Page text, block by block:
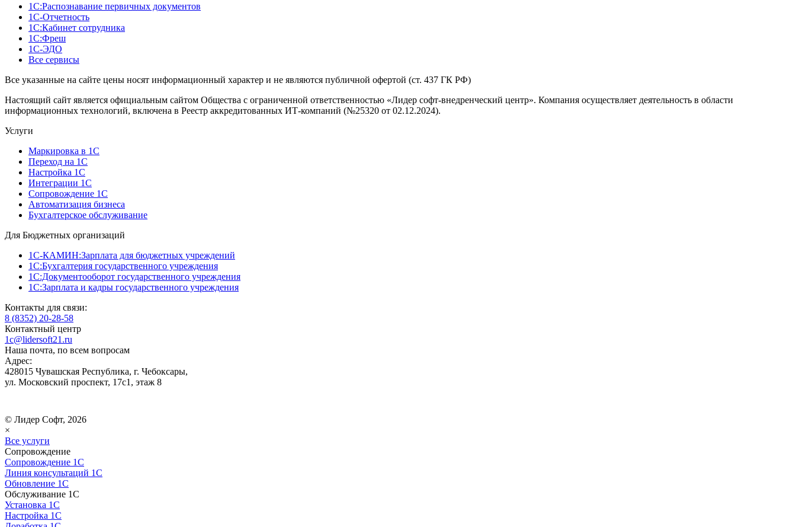
1С:Распознавание первичных документов
1С-Отчетность
1С:Кабинет сотрудника
1С:Фреш
1С-ЭДО
Все сервисы
Все указанные на сайте цены носят информационный характер и не являются публичной офертой (ст. 437 ГК РФ)
Настоящий сайт является официальным сайтом Общества с ограниченной ответственностью «Лидер софт-внедренческий центр». Компания осуществляет деятельность в области
информационных технологий, включена в Реестр аккредитованных ИТ-компаний (№25320 от 02.12.2024).
Услуги
Маркировка в 1С
Переход на 1С
Настройка 1С
Интеграции 1С
Сопровождение 1С
Автоматизация бизнеса
Бухгалтерское обслуживание
Для Бюджетных организаций
1С-КАМИН:Зарплата для бюджетных учреждений
1С:Бухгалтерия государственного учреждения
1С:Документооборот государственного учреждения
1С:Зарплата и кадры государственного учреждения
Контакты для связи:
8 (8352) 20-28-58
Контактный центр
1c@lidersoft21.ru
Наша почта, по всем вопросам
Адрес:
428015 Чувашская Республика, г. Чебоксары,
ул. Московский проспект, 17с1, этаж 8
© Лидер Софт, 2026
×
Все услуги
Сопровождение
Сопровождение 1С
Линия консультаций 1С
Обновление 1С
Обслуживание 1С
Установка 1С
Настройка 1С